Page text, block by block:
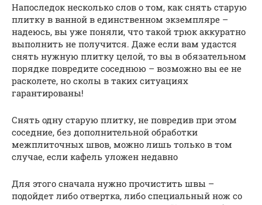
Напоследок несколько слов о том, как снять старую
плитку в ванной в единственном экземпляре –
надеюсь, вы уже поняли, что такой трюк аккуратно
выполнить не получится. Даже если вам удастся
снять нужную плитку целой, то вы в обязательном
порядке повредите соседнюю – возможно вы ее не
расколете, но сколы в таких ситуациях
гарантированы!
Снять одну старую плитку, не повредив при этом
соседние, без дополнительной обработки
межплиточных швов, можно лишь только в том
случае, если кафель уложен недавно
Для этого сначала нужно прочистить швы –
подойдет либо отвертка, либо специальный нож со